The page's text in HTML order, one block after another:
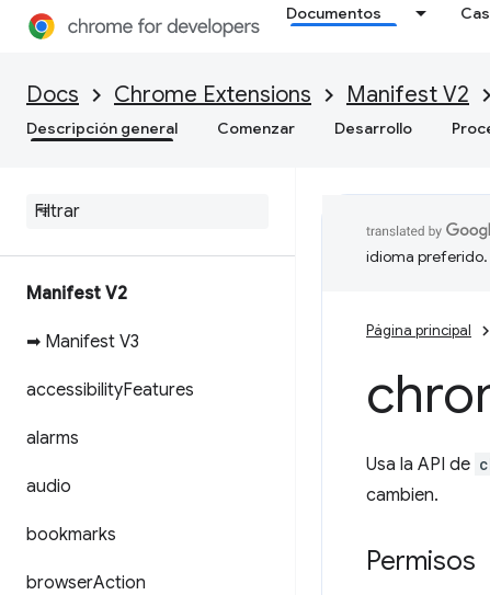
Documentos
Docs Chrome Extensions Manifest V2
Descripción general Comenzar Desarrollo
Manifest V2
➡ Manifest V3
accessibilityFeatures
alarms
audio
bookmarks
browserAction
idioma preferido.
Página principal
Usa la API de
cambien.
Permisos